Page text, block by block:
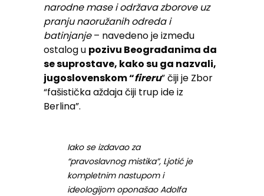
narodne mase i održava zborove uz
pranju naoružanih odreda i
batinjanje– navedeno je između
ostalog u pozivu Beograđanima da
se suprostave, kako su ga nazvali,
jugoslovenskom “fireru” čiji je Zbor
“fašistička aždaja čiji trup ide iz
Berlina”.
Iako se izdavao za
“pravoslavnog mistika”, Ljotić je
kompletnim nastupom i
ideologijom oponašao Adolfa